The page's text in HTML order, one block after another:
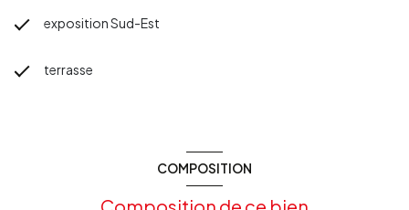
exposition Sud-Est
terrasse
COMPOSITION